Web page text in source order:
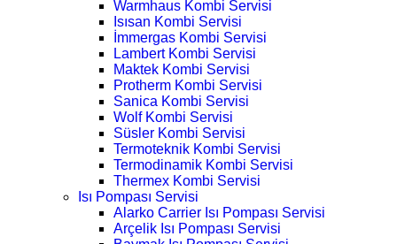
Warmhaus Kombi Servisi
Isısan Kombi Servisi
İmmergas Kombi Servisi
Lambert Kombi Servisi
Maktek Kombi Servisi
Protherm Kombi Servisi
Sanica Kombi Servisi
Wolf Kombi Servisi
Süsler Kombi Servisi
Termoteknik Kombi Servisi
Termodinamik Kombi Servisi
Thermex Kombi Servisi
Isı Pompası Servisi
Alarko Carrier Isı Pompası Servisi
Arçelik Isı Pompası Servisi